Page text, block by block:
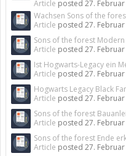
Article posted 27.
Wachsen Sons of the
Article posted 27.
Sons of the forest
Article posted 27.
Ist Hogwarts-Legacy ein
Article posted 27.
Hogwarts Legacy Black
Article posted 27.
Sons of the forest
Article posted 27.
Sons of the forest Ende
Article posted 27.